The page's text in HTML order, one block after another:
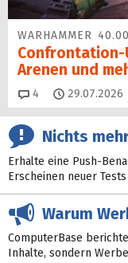
WARHAMMER
Confrontation-
Arenen und
4 Kommentare
29.07.2026
Nichts
Erhalte eine Push-
Erscheinen neuer
Warum
ComputerBase
Inhalte, sondern